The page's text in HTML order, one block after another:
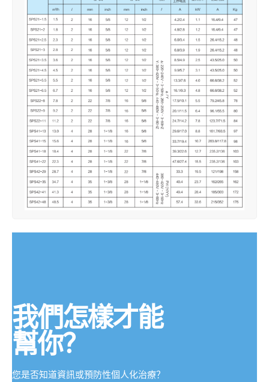
我們怎樣才能
幫你？
您是否知道資訊或預防性個人化治療？